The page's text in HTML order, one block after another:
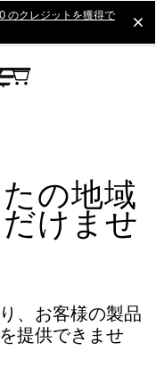
のクレジットを獲得で
の地域
けませ
、お客様の製品
提供できませ